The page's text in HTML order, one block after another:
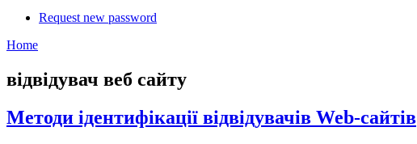
Request new password
Home
відвідувач веб сайту
Методи ідентифікації відвідувачів Web-сайтів